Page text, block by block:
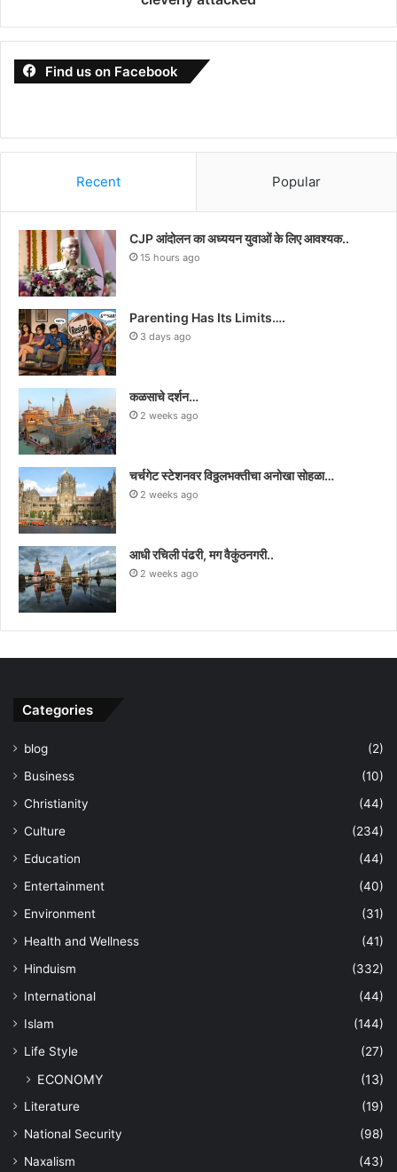
Find us on Facebook
Recent Popular
CJP आंदोलन का अध्ययन युवाओं के लिए आवश्यक..
15 hours ago
Parenting Has Its Limits….
3 days ago
कळसाचे दर्शन…
2 weeks ago
चर्चगेट स्टेशनवर विठ्ठलभक्तीचा अनोखा सोहळा…
2 weeks ago
आधी रचिली पंढरी, मग वैकुंठनगरी..
2 weeks ago
Categories
blog
(2)
Business
(10)
Christianity
(44)
Culture
(234)
Education
(44)
Entertainment
(40)
Environment
(31)
Health and Wellness
(41)
Hinduism
(332)
International
(44)
Islam
(144)
Life Style
(27)
ECONOMY (13)
Literature
(19)
National Security
(98)
Naxalism
(43)